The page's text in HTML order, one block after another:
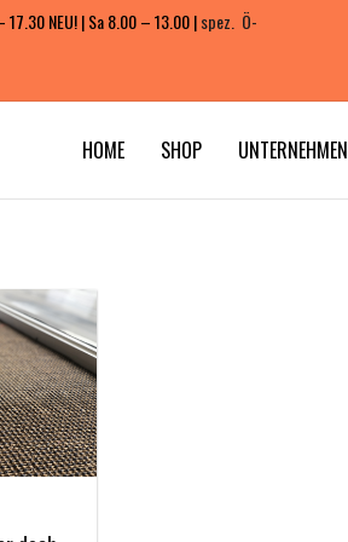
NEU! | Sa 8.00 – 13.00 |spez. Ö-
HOME SHOP UNTERNEHMEN